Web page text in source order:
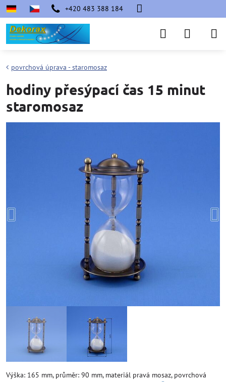
+420 483 388 184
povrchová úprava - staromosaz
hodiny přesýpací čas 15 minut
staromosaz
Výška: 165 mm, průměr: 90 mm, materiál pravá mosaz, povrchová